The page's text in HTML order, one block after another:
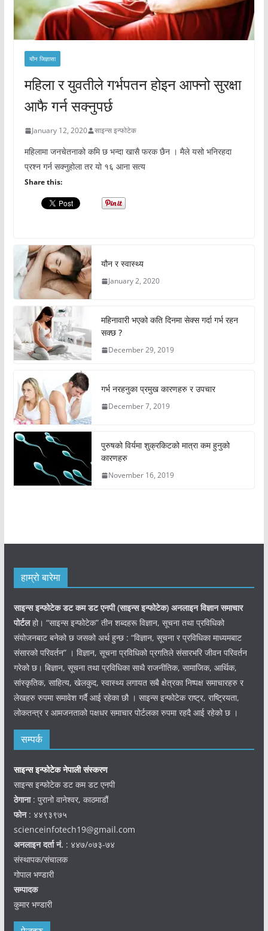
यौन जिज्ञासा
महिला र युवतीले गर्भपतन होइन आफ्नो सुरक्षा
आफै गर्न सक्नुपर्छ
January 12, 2020 साइन्स इन्फोटेक
महिलामा जनचेतनाको कमि छ भन्दा खासै फरक छैन । मैले यसो भनिरहदा
प्रश्न गर्न सक्नुहोला तर यो १६ आना सत्य
Share this:
यौन र स्वास्थ्य
January 2, 2020
महिनावारी भएको कति दिनमा सेक्स गर्दा गर्भ रहन
सक्छ ?
December 29, 2019
गर्भ नरहनुका प्रमुख कारणहरु र उपचार
December 7, 2019
पुरुषको विर्यमा शुक्रकिटको मात्रा कम हुनुको
कारणहरु
November 16, 2019
हाम्रो बारेमा
साइन्स इन्फोटेक डट कम डट एनपी (साइन्सइन्फोटेक) अनलाइन विज्ञान समाचार
पोर्टलहो। “साइन्स इन्फोटेक” तीन शब्दहरू विज्ञान, सूचना तथा प्रविधिको
संयोजनबाट बनेको छ जसको अर्थ हुन्छ : “विज्ञान, सूचना र प्रविधिका माध्यमबाट
संसारको परिवर्तन” । विज्ञान, सूचना प्रविधिको प्रगतिले संसारभरि जीवन परिवर्तन
गरेको छ। बिज्ञान, सूचना तथा प्रविधिका साथै राजनीतिक, सामाजिक, आर्थिक,
सांस्कृतिक, साहित्य, खेलकुद, स्वास्थ्य लगायत सबै क्षेत्रका निष्पक्ष समाचारहरु र
लेखहरु रुपमा समावेश गर्दै आई रहेका छौ । साइन्स इन्फोटेक राष्ट्र, राष्ट्रियता,
लोकतन्त्र र आमजनताको पक्षधर समाचार पोर्टलका रुपमा रहदै आई रहेको छ ।
सम्पर्क
साइन्स इन्फोटेक नेपाली संस्करण
साइन्स इन्फोटेक डट कम डट एनपी
ठेगाना: पुरानो वानेश्वर, काठमाडौं
फोन: ४४९३९७५
scienceinfotech19@gmail.com
अनलाइन दर्ता नं. : ४४७/०७३-७४
संस्थापक/संचालक
गोपाल भण्डारी
सम्पादक
कुमार भण्डारी